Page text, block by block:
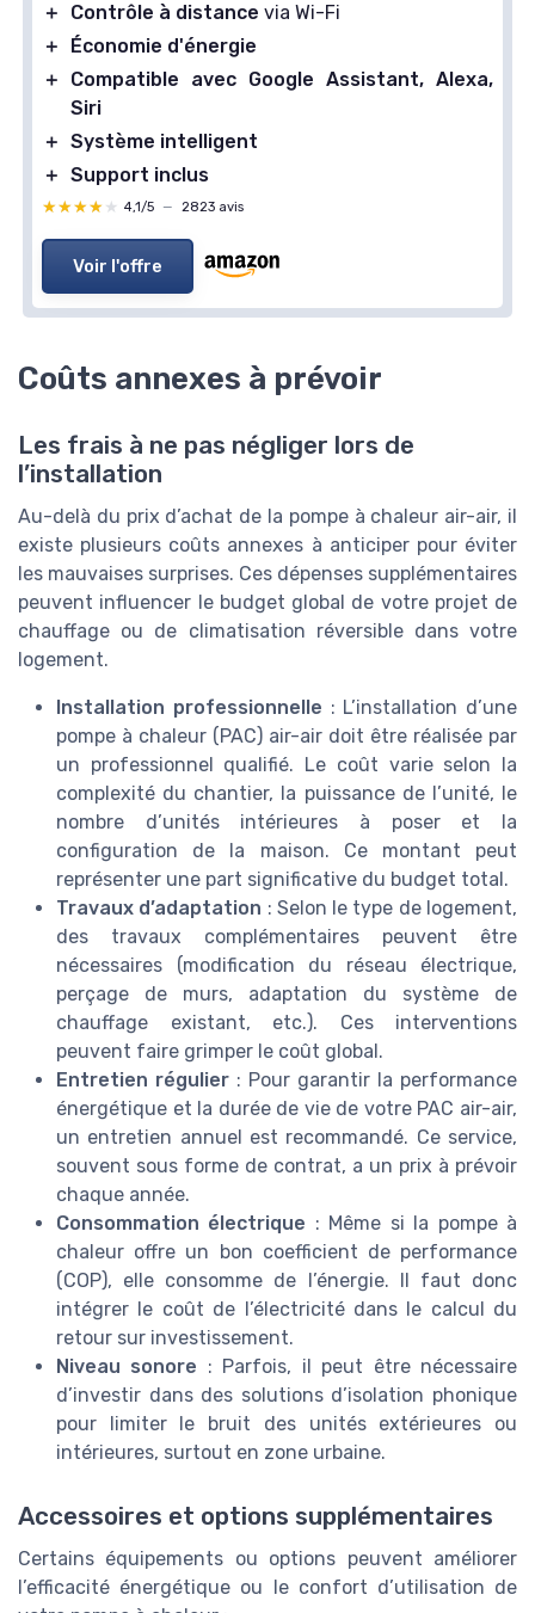
＋ Contrôle à distance via Wi-Fi
＋
Économie d'énergie
＋
Compatible avec Google Assistant, Alexa,
Siri
＋ Système intelligent
＋ Support inclus
★★★★★
★★★★★ 4,1/5 — 2823 avis
Voir l'offre
Coûts annexes à prévoir
Les frais à ne pas négliger lors de
l’installation
Au-delà du prix d’achat de la pompe à chaleur air-air, il
existe plusieurs coûts annexes à anticiper pour éviter
les mauvaises surprises. Ces dépenses supplémentaires
peuvent influencer le budget global de votre projet de
chauffage ou de climatisation réversible dans votre
logement.
Installation professionnelle : L’installation d’une
pompe à chaleur (PAC) air-air doit être réalisée par
un professionnel qualifié. Le coût varie selon la
complexité du chantier, la puissance de l’unité, le
nombre d’unités intérieures à poser et la
configuration de la maison. Ce montant peut
représenter une part significative du budget total.
Travaux d’adaptation : Selon le type de logement,
des travaux complémentaires peuvent être
nécessaires (modification du réseau électrique,
perçage de murs, adaptation du système de
chauffage existant, etc.). Ces interventions
peuvent faire grimper le coût global.
Entretien régulier : Pour garantir la performance
énergétique et la durée de vie de votre PAC air-air,
un entretien annuel est recommandé. Ce service,
souvent sous forme de contrat, a un prix à prévoir
chaque année.
Consommation électrique : Même si la pompe à
chaleur offre un bon coefficient de performance
(COP), elle consomme de l’énergie. Il faut donc
intégrer le coût de l’électricité dans le calcul du
retour sur investissement.
Niveau sonore : Parfois, il peut être nécessaire
d’investir dans des solutions d’isolation phonique
pour limiter le bruit des unités extérieures ou
intérieures, surtout en zone urbaine.
Accessoires et options supplémentaires
Certains équipements ou options peuvent améliorer
l’efficacité énergétique ou le confort d’utilisation de